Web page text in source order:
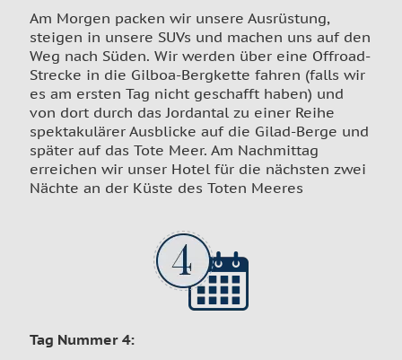
Am Morgen packen wir unsere Ausrüstung,
steigen in unsere SUVs und machen uns auf den
Weg nach Süden. Wir werden über eine Offroad-
Strecke in die Gilboa-Bergkette fahren (falls wir
es am ersten Tag nicht geschafft haben) und
von dort durch das Jordantal zu einer Reihe
spektakulärer Ausblicke auf die Gilad-Berge und
später auf das Tote Meer. Am Nachmittag
erreichen wir unser Hotel für die nächsten zwei
Nächte an der Küste des Toten Meeres
Tag Nummer 4: